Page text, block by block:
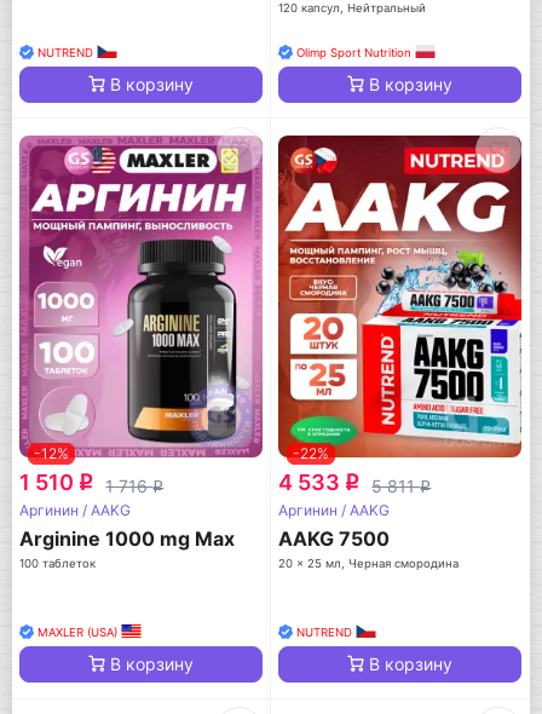
NUTREND
В корзину
120 капсул, Нейтральный
Olimp Sport Nutrition
В корзину
-12%
1 510 q 1 716q
Аргинин / AAKG
Arginine 1000 mg Max
100 таблеток
MAXLER (USA)
В корзину
-22%
4 533 q 5 811q
Аргинин / AAKG
AAKG 7500
20 x 25 мл, Черная смородина
NUTREND
В корзину